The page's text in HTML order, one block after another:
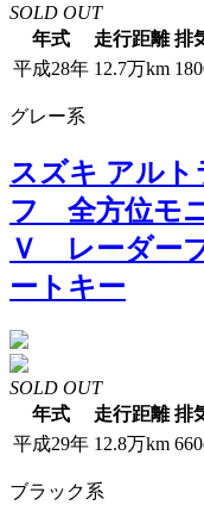
SOLD OUT
年式
走行距離 排
平成28年 12.7万km
グレー系
スズキ アル
フ 全方位モ
Ｖ レーダー
ートキー
SOLD OUT
年式
走行距離 排
平成29年 12.8万km
ブラック系